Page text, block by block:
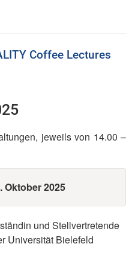
Coffee Lectures
jeweils von 14.00 –
Oktober 2025
und Stellvertretende
Universität Bielefeld